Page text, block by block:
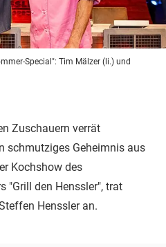
Special": Tim Mälzer (li.) und
Zuschauern verrät
schmutziges Geheimnis aus
Kochshow des
"Grill den Henssler", trat
Henssler an.